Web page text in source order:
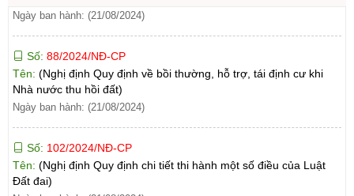
Tên: (Nghị định Quy định về bồi thường, hỗ trợ, tái định cư khi
Nhà nước thu hồi đất)
Ngày ban hành: (21/08/2024)
Số:102/2024/NĐ-CP
Tên: (Nghị định Quy định chi tiết thi hành một số điều của Luật
Đất đai)
Ngày ban hành: (21/08/2024)
Số:103/2024/NĐ-CP